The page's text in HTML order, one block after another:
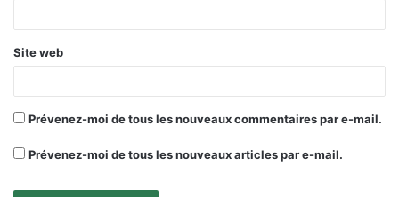
Site web
Prévenez-moi de tous les nouveaux commentaires par e-mail.
Prévenez-moi de tous les nouveaux articles par e-mail.